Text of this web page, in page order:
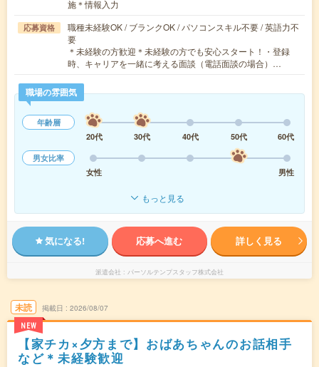
施＊情報入力
応募資格
職種未経験OK / ブランクOK / パソコンスキル不要 / 英語力不
要
＊未経験の方歓迎＊未経験の方でも安心スタート！・登録
時、キャリアを一緒に考える面談（電話面談の場合）…
職場の雰囲気
年齢層
20代
30代 40代 50代
60代
男女比率
女性
男性
もっと見る
気になる! 応募へ進む 詳しく見る
派遣会社 パーソルテンプスタッフ株式会社
未読
NEW
掲載日 2026/08/07
【家チカ×夕方まで】おばあちゃんのお話相手
など＊未経験歓迎